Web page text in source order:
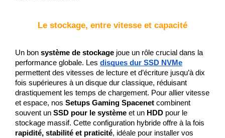
Le stockage, entre vitesse et capacité
Un bon système de stockage joue un rôle crucial dans la
performance globale. Les disques dur SSD NVMe
permettent des vitesses de lecture et d’écriture jusqu’à dix
fois supérieures à un disque dur classique, réduisant
drastiquement les temps de chargement. Pour allier vitesse
et espace, nos Setups Gaming Spacenet combinent
souvent un SSD pour le système et un HDD pour le
rapidité, stabilité et praticité, idéale pour installer vos